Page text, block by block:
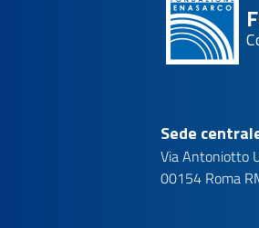
Sede
Via Antoniotto
00154 Roma